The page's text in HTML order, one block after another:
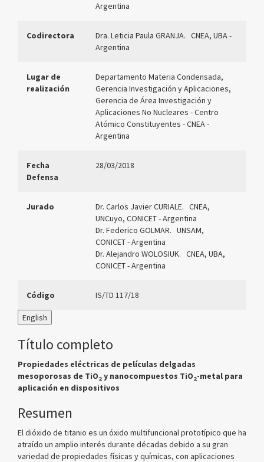
Argentina
Codirectora
Dra. Leticia Paula GRANJA. CNEA, UBA -
Argentina
Lugar de
realización
Departamento Materia Condensada,
Gerencia Investigación y Aplicaciones,
Gerencia de Área Investigación y
Aplicaciones No Nucleares - Centro
Atómico Constituyentes - CNEA -
Argentina
Fecha
Defensa
28/03/2018
Jurado
Dr. Carlos Javier CURIALE. CNEA,
UNCuyo, CONICET - Argentina
Dr. Federico GOLMAR. UNSAM,
CONICET - Argentina
Dr. Alejandro WOLOSIUK. CNEA, UBA,
CONICET - Argentina
Código IS/TD 117/18
English
Título completo
Propiedades eléctricas de películas delgadas
mesoporosas de TiO2 y nanocompuestos TiO2-metal para
aplicación en dispositivos
Resumen
El dióxido de titanio es un óxido multifuncional prototípico que ha
atraído un amplio interés durante décadas debido a su gran
variedad de propiedades físicas y químicas, con aplicaciones